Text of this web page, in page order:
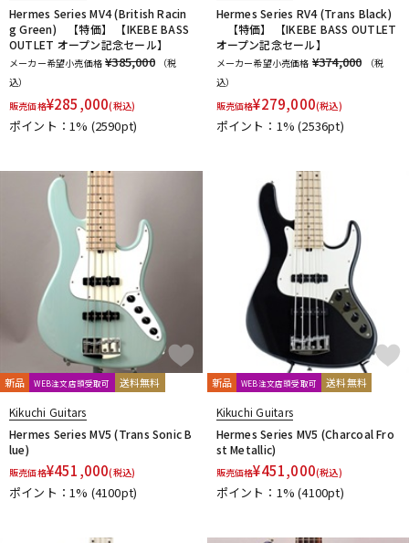
Hermes Series MV4 (British Racin
g Green) 【特価】 【IKEBE BASS
OUTLET オープン記念セール】
メーカー希望小売価格 ¥385,000
（税
込）
販売価格¥285,000(税込)
ポイント：1% (2590pt)
Hermes Series RV4 (Trans Black)
【特価】 【IKEBE BASS OUTLET
オープン記念セール】
メーカー希望小売価格 ¥374,000
（税
込）
販売価格¥279,000(税込)
ポイント：1%(2536pt)
新品 WEB注文店頭受取可 送料無料
Kikuchi Guitars
Hermes Series MV5 (Trans Sonic B
lue)
販売価格¥451,000(税込)
ポイント：1% (4100pt)
新品 WEB注文店頭受取可 送料無料
Kikuchi Guitars
Hermes Series MV5 (Charcoal Fro
st Metallic)
販売価格¥451,000(税込)
ポイント：1%(4100pt)